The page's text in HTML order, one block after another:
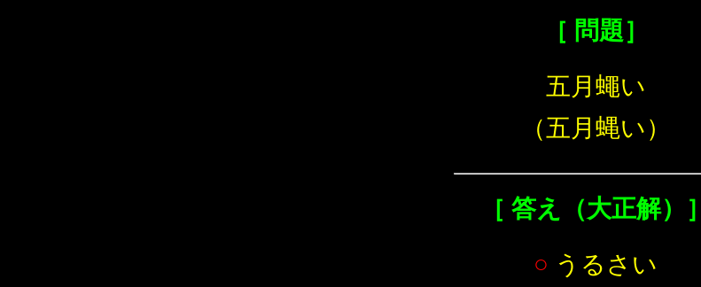
［ 問題］
五月蠅い
（五月蝿い）
［ 答え（大正解）］
○ うるさい